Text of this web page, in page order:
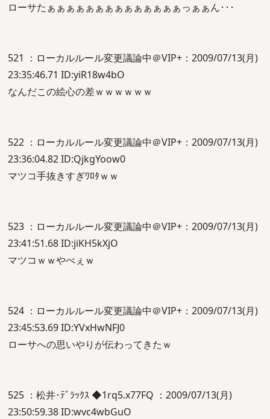
ローサたぁぁぁぁぁぁぁぁぁぁぁぁぁぁっぁぁん･･･
521 ：ローカルルール変更議論中＠VIP+：2009/07/13(月)
23:35:46.71 ID:yiR18w4bO
なんだこの絵心の差ｗｗｗｗｗｗ
522 ：ローカルルール変更議論中＠VIP+：2009/07/13(月)
23:36:04.82 ID:QjkgYoow0
マツコ手抜きすぎﾜﾛﾀｗｗ
523 ：ローカルルール変更議論中＠VIP+：2009/07/13(月)
23:41:51.68 ID:jiKH5kXjO
マツコｗｗやべぇｗ
524 ：ローカルルール変更議論中＠VIP+：2009/07/13(月)
23:45:53.69 ID:YVxHwNFJ0
ローサへの思いやりが伝わってきたｗ
525 ：松井･ﾃﾞﾗｯｸｽ ◆1rq5.x77FQ ：2009/07/13(月)
23:50:59.38 ID:wvc4wbGuO